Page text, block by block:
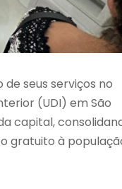
seus serviços no
(UDI) em São
capital,
gratuito à